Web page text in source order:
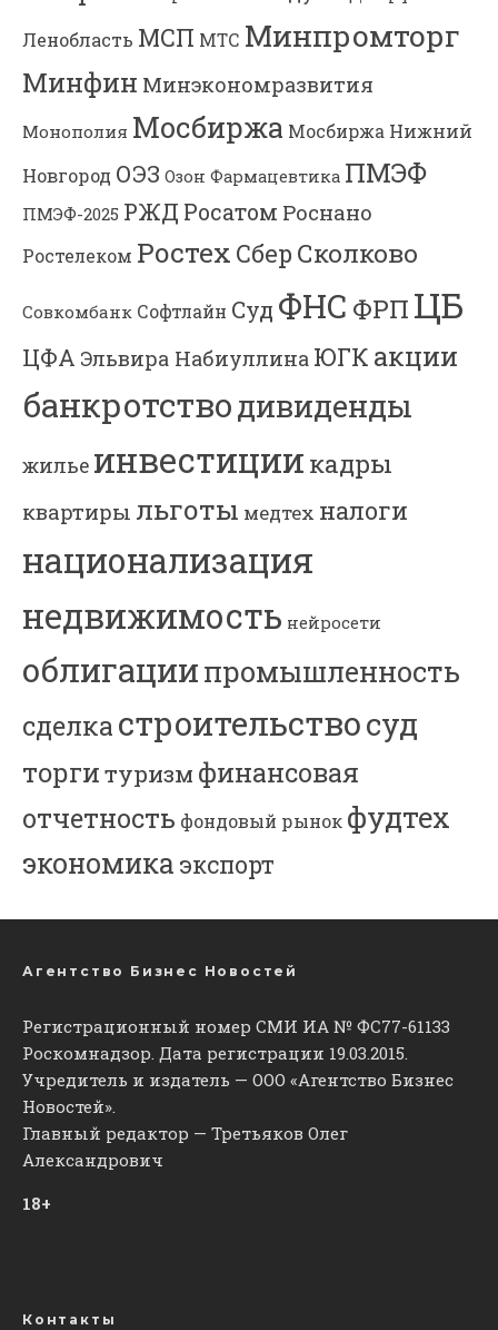
Ленобласть МСП МТС Минпромторг
Минфин Минэкономразвития
Монополия Мосбиржа Мосбиржа Нижний
Новгород ОЭЗ Озон Фармацевтика ПМЭФ
ПМЭФ-2025 РЖД Росатом Роснано
Ростелеком Ростех Сбер Сколково
Совкомбанк Софтлайн Суд ФНС ФРП ЦБ
ЦФА Эльвира Набиуллина ЮГК акции
банкротстводивиденды
жилье инвестиции кадры
квартиры льготы медтех налоги
национализация
недвижимость нейросети
облигациипромышленность
сделкастроительствосуд
торгитуризм финансовая
отчетность фондовый рынок фудтех
экономика экспорт
Агентство Бизнес Новостей
Регистрационный номер СМИ ИА № ФС77-61133
Роскомнадзор. Дата регистрации 19.03.2015.
Учредитель и издатель — ООО «Агентство Бизнес
Новостей».
Главный редактор — Третьяков Олег
Александрович
18+
Контакты